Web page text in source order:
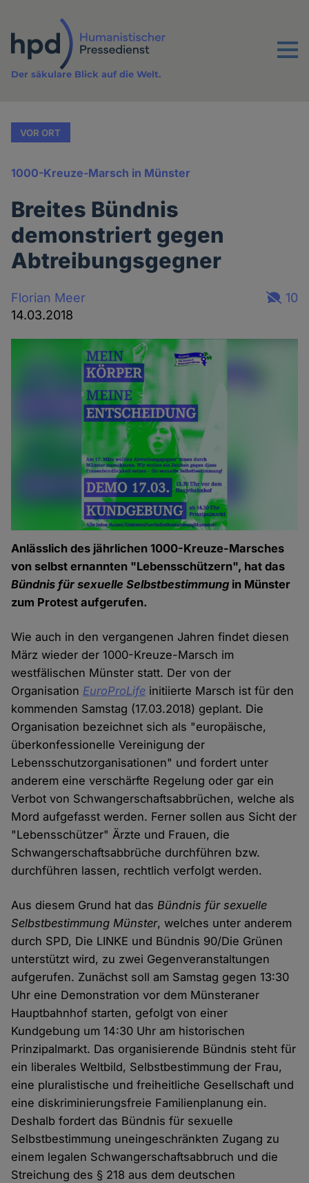
Inhalt
Menu
Der säkulare Blick auf die Welt.
VOR ORT
1000-Kreuze-Marsch in Münster
Breites Bündnis
demonstriert gegen
Abtreibungsgegner
Florian Meer
14.03.2018
10
Anlässlich des jährlichen 1000-Kreuze-Marsches
von selbst ernannten "Lebensschützern", hat das
Bündnis für sexuelle Selbstbestimmung in Münster
zum Protest aufgerufen.
Wie auch in den vergangenen Jahren findet diesen
März wieder der 1000-Kreuze-Marsch im
westfälischen Münster statt. Der von der
Organisation EuroProLife initiierte Marsch ist für den
kommenden Samstag (17.03.2018) geplant. Die
Organisation bezeichnet sich als "europäische,
überkonfessionelle Vereinigung der
Lebensschutzorganisationen" und fordert unter
anderem eine verschärfte Regelung oder gar ein
Verbot von Schwangerschaftsabbrüchen, welche als
Mord aufgefasst werden. Ferner sollen aus Sicht der
"Lebensschützer" Ärzte und Frauen, die
Schwangerschaftsabbrüche durchführen bzw.
durchführen lassen, rechtlich verfolgt werden.
Aus diesem Grund hat dasBündnis für sexuelle
Selbstbestimmung Münster, welches unter anderem
durch SPD, Die LINKE und Bündnis 90/Die Grünen
unterstützt wird, zu zwei Gegenveranstaltungen
aufgerufen. Zunächst soll am Samstag gegen 13:30
Uhr eine Demonstration vor dem Münsteraner
Hauptbahnhof starten, gefolgt von einer
Kundgebung um 14:30 Uhr am historischen
Prinzipalmarkt. Das organisierende Bündnis steht für
ein liberales Weltbild, Selbstbestimmung der Frau,
eine pluralistische und freiheitliche Gesellschaft und
eine diskriminierungsfreie Familienplanung ein.
Deshalb fordert das Bündnis für sexuelle
Selbstbestimmung uneingeschränkten Zugang zu
einem legalen Schwangerschaftsabbruch und die
Streichung des § 218 aus dem deutschen